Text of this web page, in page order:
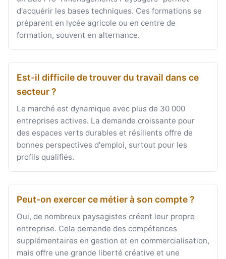
d'acquérir les bases techniques. Ces formations se
préparent en lycée agricole ou en centre de
formation, souvent en alternance.
Est-il difficile de trouver du travail dans ce
secteur ?
Le marché est dynamique avec plus de 30 000
entreprises actives. La demande croissante pour
des espaces verts durables et résilients offre de
bonnes perspectives d'emploi, surtout pour les
profils qualifiés.
Peut-on exercer ce métier à son compte ?
Oui, de nombreux paysagistes créent leur propre
entreprise. Cela demande des compétences
supplémentaires en gestion et en commercialisation,
mais offre une grande liberté créative et une